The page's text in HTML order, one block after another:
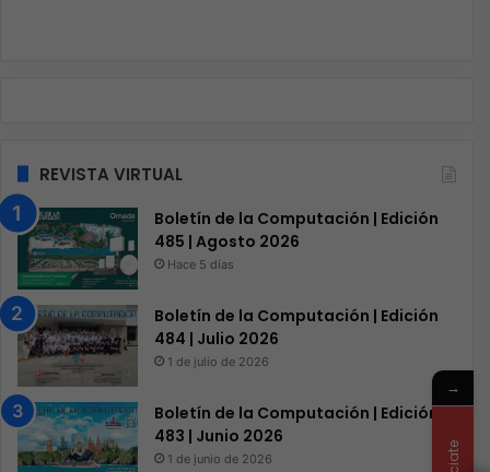
REVISTA VIRTUAL
Boletín de la Computación | Edición
485 | Agosto 2026
Hace 5 días
Boletín de la Computación | Edición
484 | Julio 2026
1 de julio de 2026
Boletín de la Computación | Edición
483 | Junio 2026
1 de junio de 2026
→